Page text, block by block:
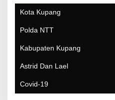
Kota Kupang
Polda NTT
Kabupaten Kupang
Astrid Dan Lael
Covid-19